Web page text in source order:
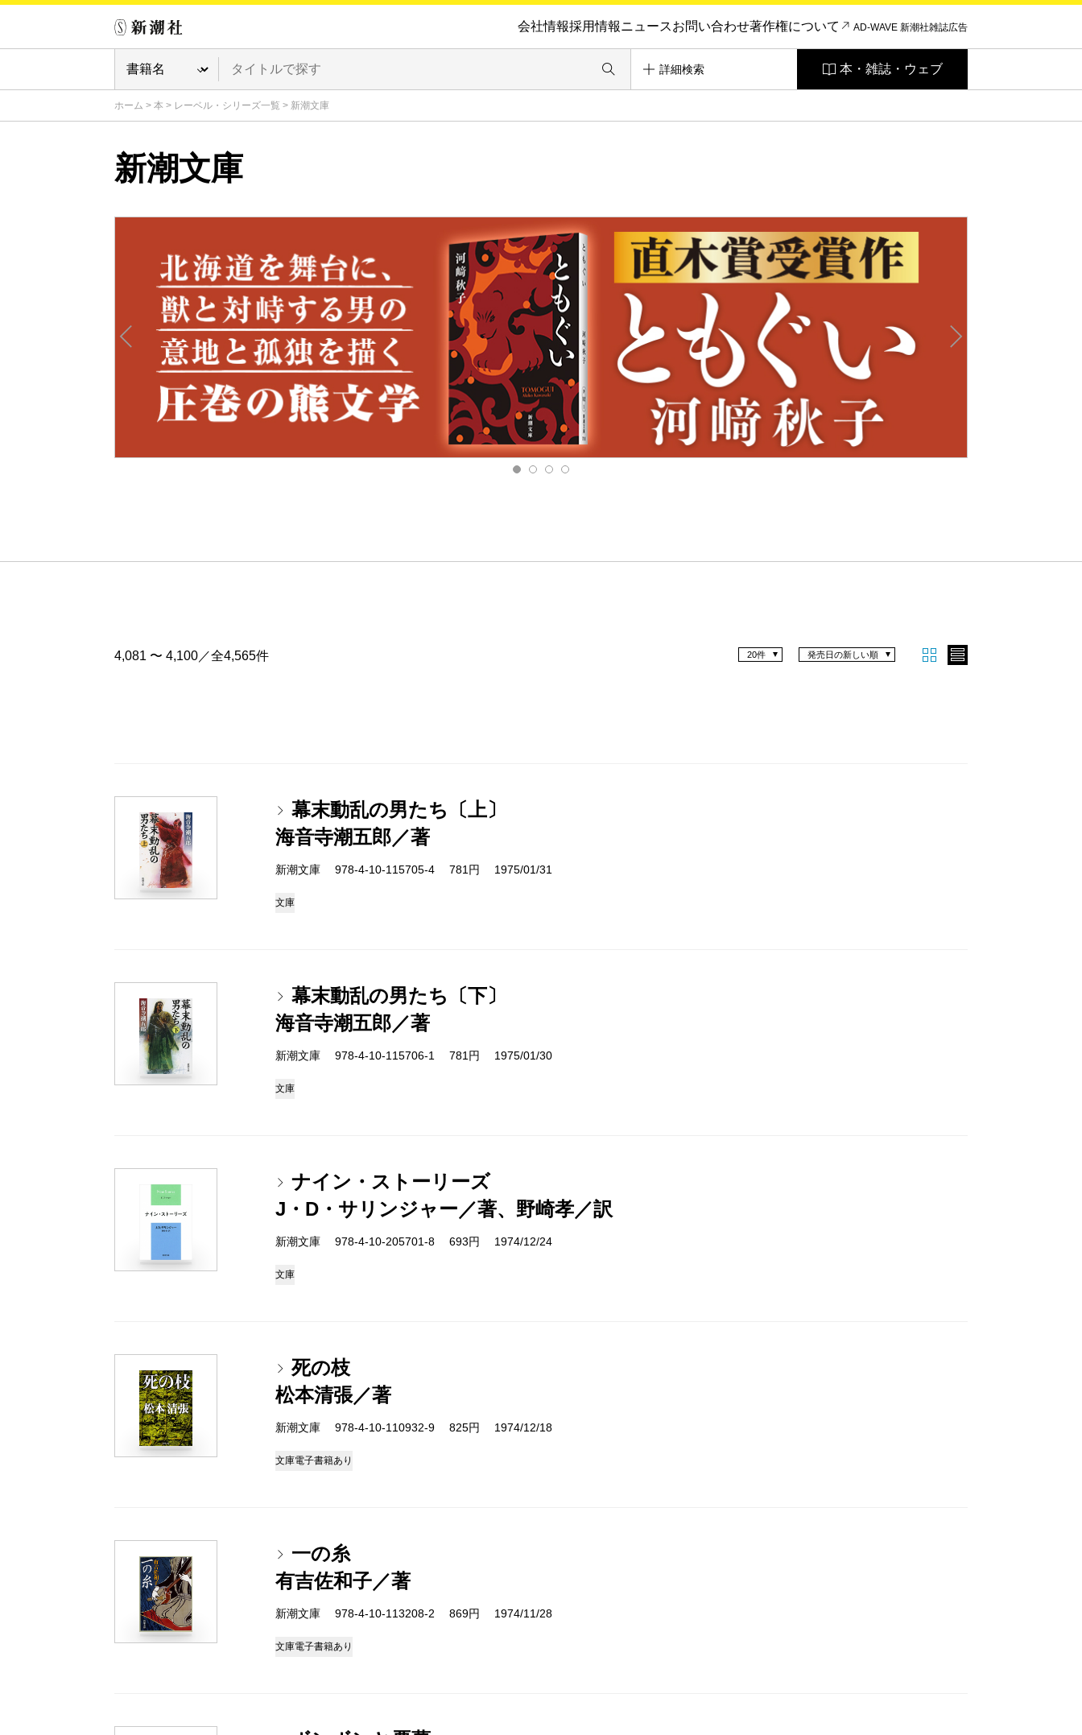
会社情報採用情報ニュースお問い合わせ著作権について AD-WAVE 新潮社雑誌広告
詳細検索 本・雑誌・ウェブ
ホーム > 本 > レーベル・シリーズ一覧 > 新潮文庫
新潮文庫
4,081 〜 4,100／全4,565件 発売日の新しい順
20件
幕末動乱の男たち〔上〕
海音寺潮五郎／著
新潮文庫 978-4-10-115705-4 781円 1975/01/31
文庫
幕末動乱の男たち〔下〕
海音寺潮五郎／著
新潮文庫 978-4-10-115706-1 781円 1975/01/30
文庫
ナイン・ストーリーズ
J・D・サリンジャー／著、野崎孝／訳
新潮文庫 978-4-10-205701-8 693円 1974/12/24
文庫
死の枝
松本清張／著
新潮文庫 978-4-10-110932-9 825円 1974/12/18
文庫電子書籍あり
一の糸
有吉佐和子／著
新潮文庫 978-4-10-113208-2 869円 1974/11/28
文庫電子書籍あり